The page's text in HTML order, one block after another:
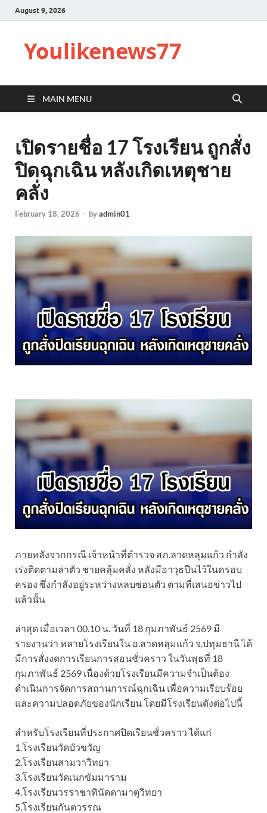
August 9, 2026
Youlikenews77
MAIN MENU
เปิดรายชื่อ 17 โรงเรียน ถูกสั่ง
ปิดฉุกเฉิน หลังเกิดเหตุชาย
คลั่ง
February 18, 2026 - byadmin01
ภายหลังจากกรณี เจ้าหน้าที่ตำรวจ สภ.ลาดหลุมแก้ว กำลัง
เร่งติดตามล่าตัว ชายคลุ้มคลั่ง หลังมีอาวุธปืนไว้ในครอบ
ครอง ซึ่งกำลังอยู่ระหว่างหลบซ่อนตัว ตามที่เสนอข่าวไป
แล้วนั้น
ล่าสุด เมื่อเวลา 00.10 น. วันที่ 18 กุมภาพันธ์ 2569 มี
รายงานว่า หลายโรงเรียนใน อ.ลาดหลุมแก้ว จ.ปทุมธานี ได้
มีการสั่งงดการเรียนการสอนชั่วคราว ในวันพุธที่ 18
กุมภาพันธ์ 2569 เนื่องด้วยโรงเรียนมีความจำเป็นต้อง
ดำเนินการจัดการสถานการณ์ฉุกเฉิน เพื่อความเรียบร้อย
และความปลอดภัยของนักเรียน โดยมีโรงเรียนดังต่อไปนี้
สำหรับโรงเรียนที่ประกาศปิดเรียนชั่วคราว ได้แก่
1.โรงเรียนวัดบัวขวัญ
2.โรงเรียนสามวาวิทยา
3.โรงเรียนวัดเนกขัมมาราม
4.โรงเรียนวรราชาทินัดดามาตุวิทยา
5.โรงเรียนกันตวรรณ